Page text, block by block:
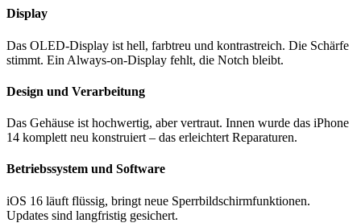
Display
Das OLED-Display ist hell, farbtreu und kontrastreich. Die Schärfe
stimmt. Ein Always-on-Display fehlt, die Notch bleibt.
Design und Verarbeitung
Das Gehäuse ist hochwertig, aber vertraut. Innen wurde das iPhone
14 komplett neu konstruiert – das erleichtert Reparaturen.
Betriebssystem und Software
iOS 16 läuft flüssig, bringt neue Sperrbildschirmfunktionen.
Updates sind langfristig gesichert.